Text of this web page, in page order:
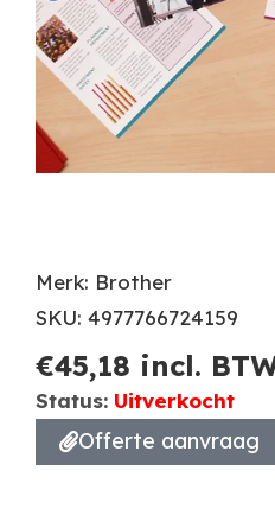
Merk: Brother
SKU: 4977766724159
€45,18 incl.
Status: Uitverkocht
Offerte aanvraag